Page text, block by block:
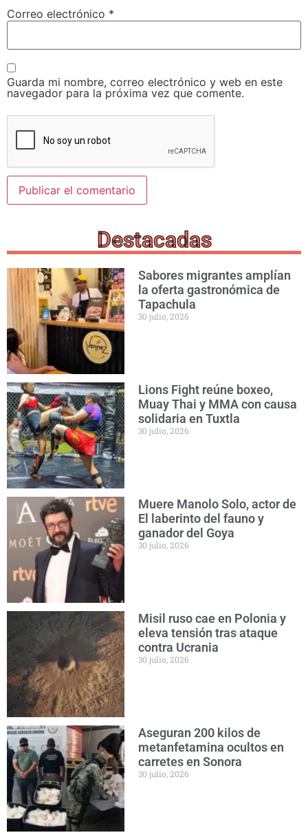
Correo electrónico *
Guarda mi nombre, correo electrónico y web en este
navegador para la próxima vez que comente.
Destacadas
Sabores migrantes amplían
la oferta gastronómica de
Tapachula
30 julio, 2026
Lions Fight reúne boxeo,
Muay Thai y MMA con causa
solidaria en Tuxtla
30 julio, 2026
Muere Manolo Solo, actor de
El laberinto del fauno y
ganador del Goya
30 julio, 2026
Misil ruso cae en Polonia y
eleva tensión tras ataque
contra Ucrania
30 julio, 2026
Aseguran 200 kilos de
metanfetamina ocultos en
carretes en Sonora
30 julio, 2026